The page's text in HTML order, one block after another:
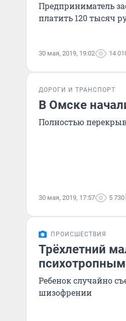
Предприниматель
платить 120 тысяч
30 мая, 2019, 19:02 14
ДОРОГИ И ТРАНСПОРТ
В Омске
Полностью
30 мая, 2019, 17:57 5 730
ПРОИСШЕСТВИЯ
Трёхлетний
Ребенок случайно
шизофрении